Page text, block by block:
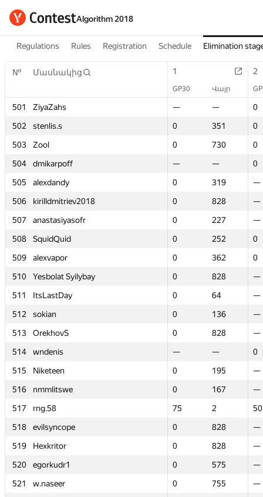
Algorithm 2018
Regulations Rules Registration Schedule Elimination
№ Մասնակից 1 2
GP30 Վայր
501 ZiyaZahs — —
0
502
stenlis.s 0 351
0
503
Zool 0 730
0
504
dmikarpoff — —
0
505
alexdandy 0 319
—
506
kirilldmitriev2018 0 828
—
507
anastasiyasofr 0 227
—
508
SquidQuid 0 252
0
509
alexvapor 0 362
0
510
Yesbolat Syilybay 0 828
—
511
ItsLastDay 0 64
—
512
sokian 0 136
—
513
OrekhovS 0 828
—
514
wndenis — —
0
515
Niketeen 0 195
—
516
nmmlitswe 0 167
—
517
rng.58 75 2
50
518
evilsyncope 0 828
—
519
Hexkritor 0 828
—
520
egorkudr1 0 575
—
521
w.naseer 0 755
—
№ Մասնակից 1 2
GP30 Վայր
501 ZiyaZahs — —
0
502
stenlis.s 0 351
0
503
Zool 0 730
0
504
dmikarpoff — —
0
505
alexdandy 0 319
—
506
kirilldmitriev2018 0 828
—
507
anastasiyasofr 0 227
—
508
SquidQuid 0 252
0
509
alexvapor 0 362
0
510
Yesbolat Syilybay 0 828
—
511
ItsLastDay 0 64
—
512
sokian 0 136
—
513
OrekhovS 0 828
—
514
wndenis — —
0
515
Niketeen 0 195
—
516
nmmlitswe 0 167
—
517
rng.58 75 2
50
518
evilsyncope 0 828
—
519
Hexkritor 0 828
—
520
egorkudr1 0 575
—
521
w.naseer 0 755
—